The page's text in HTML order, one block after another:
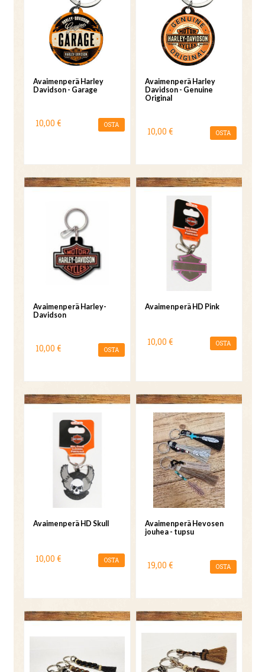
Avaimenperä Harley
Davidson - Garage
10,00 € OSTA
Avaimenperä Harley
Davidson - Genuine
Original
10,00 € OSTA
Avaimenperä Harley-
Davidson
10,00 € OSTA
Avaimenperä HD Pink
10,00 € OSTA
Avaimenperä HD Skull
10,00 € OSTA
Avaimenperä Hevosen
jouhea - tupsu
19,00 € OSTA